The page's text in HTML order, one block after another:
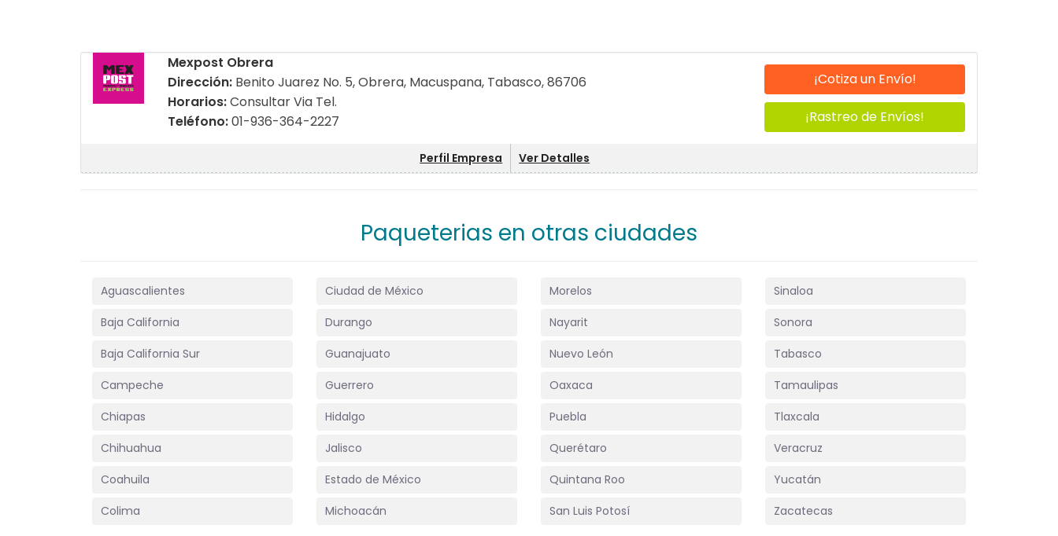
Mexpost Obrera
Dirección: Benito Juarez No. 5, Obrera, Macuspana, Tabasco, 86706
Horarios:Consultar Via Tel.
Teléfono:01-936-364-2227
¡Cotiza un Envío!
¡Rastreo de Envíos!
Perfil Empresa Ver Detalles
Paqueterias en otras ciudades
Aguascalientes
Baja California
Baja California Sur
Campeche
Chiapas
Chihuahua
Coahuila
Colima
Ciudad de México
Durango
Guanajuato
Guerrero
Hidalgo
Jalisco
Estado de México
Michoacán
Morelos
Nayarit
Nuevo León
Oaxaca
Puebla
Querétaro
Quintana Roo
San Luis Potosí
Sinaloa
Sonora
Tabasco
Tamaulipas
Tlaxcala
Veracruz
Yucatán
Zacatecas